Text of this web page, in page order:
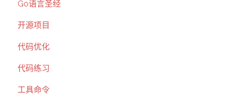
Go语言圣经
开源项目
代码优化
代码练习
工具命令